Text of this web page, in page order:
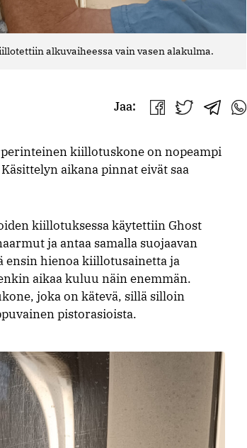
alkuvaiheessa vain vasen alakulma.
Jaa:
Jaa
Jaa
Jaa
Jaa
kiillotuskone on nopeampi
aikana pinnat eivät saa
kiillotuksessa käytettiin Ghost
ja antaa samalla suojaavan
ensin hienoa kiillotusainetta ja
aikaa kuluu näin enemmän.
joka on kätevä, sillä silloin
pistorasioista.